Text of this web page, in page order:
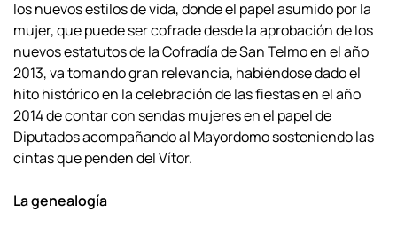
los nuevos estilos devida, donde el papel asumido por la
mujer, que puede ser cofrade desde la aprobaciónde los
nuevos estatutos de la Cofradía de San Telmo en el año
2013, va tomando gran relevancia, habiéndose dado el
hito histórico en la celebración de las fiestas en el año
2014 de contar con sendas mujeres en el papel de
Diputados acompañando al Mayordomo sosteniendo las
cintas que penden del Vítor.
La genealogía